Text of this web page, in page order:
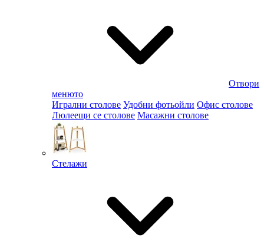
Отвори
менюто
Игрални столове Удобни фотьойли Офис столове
Люлеещи се столове Масажни столове
Стелажи